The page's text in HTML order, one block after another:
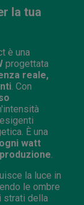
la tua
è una
progettata
reale,
. Con
È una
watt
la luce in
le ombre
strati della